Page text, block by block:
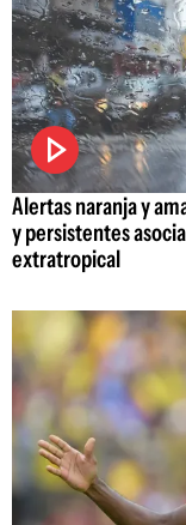
Alertas naranja y
y persistentes
extratropical